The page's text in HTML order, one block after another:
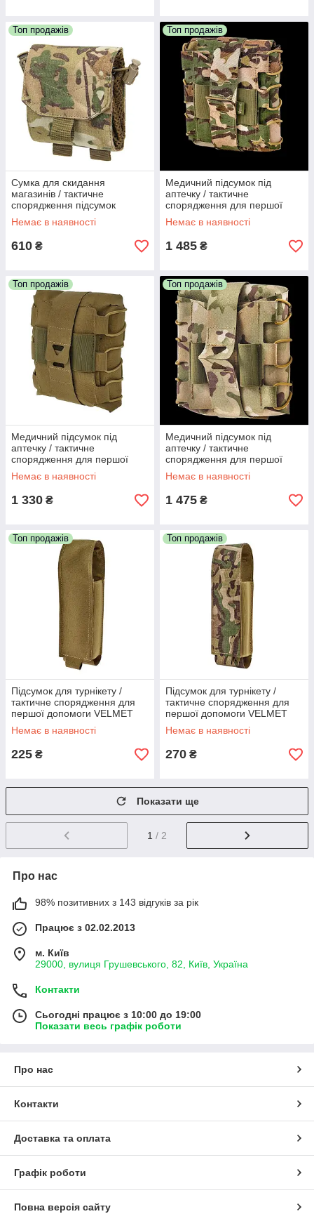
Топ продажів
Сумка для скидання
магазинів / тактичне
спорядження підсумок
VELMET FDP-G2 (maWka)
Немає в наявності
610 ₴
Топ продажів
Медичний підсумок під
аптечку / тактичне
спорядження для першої
допомоги VELMET V-IFLEX
(MaWka)
Немає в наявності
1 485 ₴
Топ продажів
Медичний підсумок під
аптечку / тактичне
спорядження для першої
допомоги VELMET V-IFLEX
(coyote)
Немає в наявності
1 330 ₴
Топ продажів
Медичний підсумок під
аптечку / тактичне
спорядження для першої
допомоги VELMET V-IFLEX
(MTP)
Немає в наявності
1 475 ₴
Топ продажів
Підсумок для турнікету /
тактичне спорядження для
першої допомоги VELMET
CAT-7 LC G2 (coyote)
Немає в наявності
225 ₴
Топ продажів
Підсумок для турнікету /
тактичне спорядження для
першої допомоги VELMET
CAT-7 LC G2 (maWka)
Немає в наявності
270 ₴
Показати ще
1 / 2
Про нас
98% позитивних з 143 відгуків за рік
Працює з 02.02.2013
м. Київ
29000, вулиця Грушевського, 82, Київ, Україна
Контакти
Сьогодні працює з 10:00 до 19:00
Показати весь графік роботи
Про нас
Контакти
Доставка та оплата
Графік роботи
Повна версія сайту